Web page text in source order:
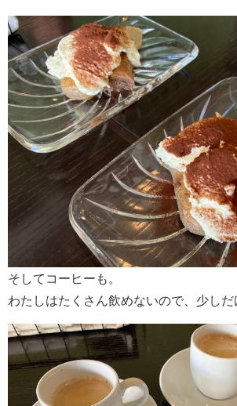
そしてコーヒーも。
わたしはたくさん飲めないので、少しだ